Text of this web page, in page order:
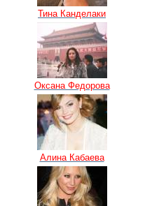
Тина Канделаки
Оксана Федорова
Алина Кабаева